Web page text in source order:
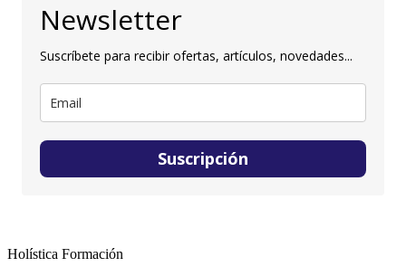
Newsletter
Suscríbete para recibir ofertas, artículos, novedades...
Suscripción
Holística Formación